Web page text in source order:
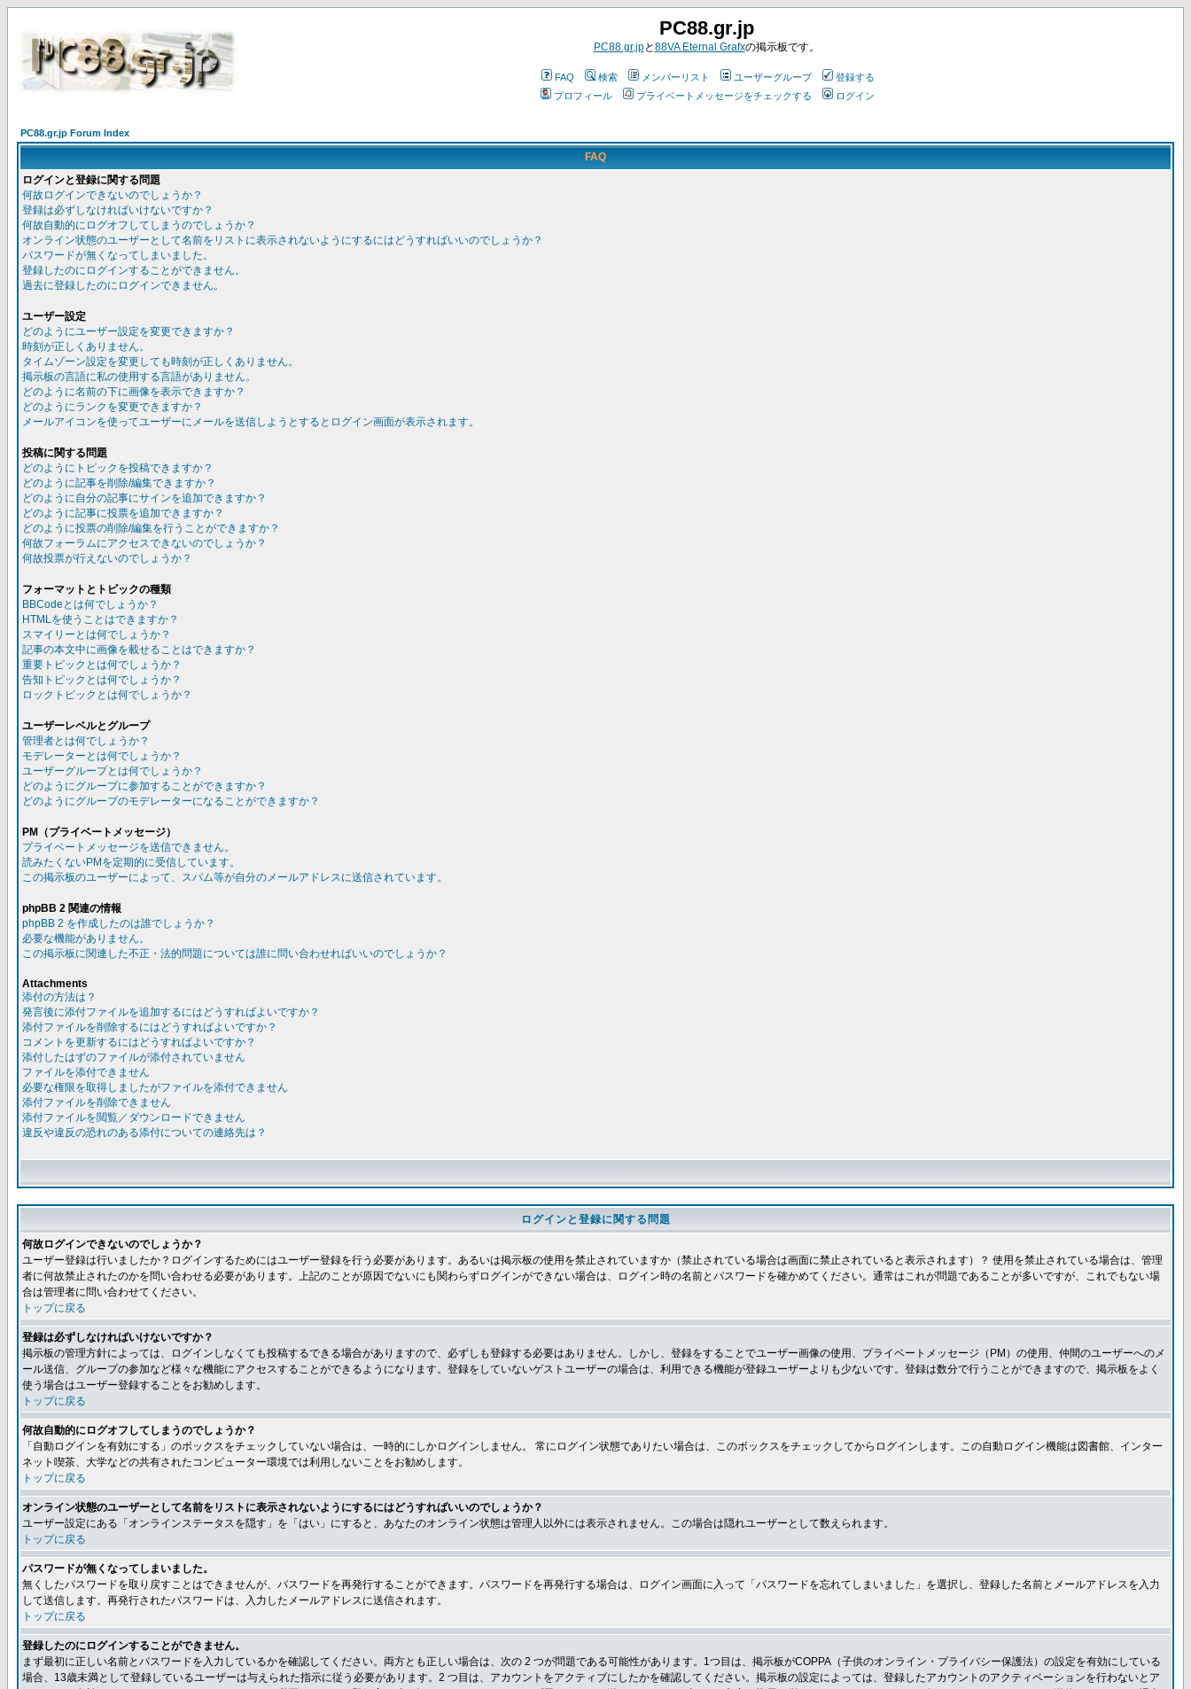
PC88.gr.jp
PC88.gr.jpと88VA Eternal Grafxの掲示板です。
FAQ 検索 メンバーリスト ユーザーグループ
登録する
プロフィール
プライベートメッセージをチェックする ログイン
PC88.gr.jp Forum Index
FAQ
ログインと登録に関する問題
何故ログインできないのでしょうか？
登録は必ずしなければいけないですか？
何故自動的にログオフしてしまうのでしょうか？
オンライン状態のユーザーとして名前をリストに表示されないようにするにはどうすればいいのでしょうか？
パスワードが無くなってしまいました。
登録したのにログインすることができません。
過去に登録したのにログインできません。
ユーザー設定
どのようにユーザー設定を変更できますか？
時刻が正しくありません。
タイムゾーン設定を変更しても時刻が正しくありません。
掲示板の言語に私の使用する言語がありません。
どのように名前の下に画像を表示できますか？
どのようにランクを変更できますか？
メールアイコンを使ってユーザーにメールを送信しようとするとログイン画面が表示されます。
投稿に関する問題
どのようにトピックを投稿できますか？
どのように記事を削除/編集できますか？
どのように自分の記事にサインを追加できますか？
どのように記事に投票を追加できますか？
どのように投票の削除/編集を行うことができますか？
何故フォーラムにアクセスできないのでしょうか？
何故投票が行えないのでしょうか？
フォーマットとトピックの種類
BBCodeとは何でしょうか？
HTMLを使うことはできますか？
スマイリーとは何でしょうか？
記事の本文中に画像を載せることはできますか？
重要トピックとは何でしょうか？
告知トピックとは何でしょうか？
ロックトピックとは何でしょうか？
ユーザーレベルとグループ
管理者とは何でしょうか？
モデレーターとは何でしょうか？
ユーザーグループとは何でしょうか？
どのようにグループに参加することができますか？
どのようにグループのモデレーターになることができますか？
PM（プライベートメッセージ）
プライベートメッセージを送信できません。
読みたくないPMを定期的に受信しています。
この掲示板のユーザーによって、スパム等が自分のメールアドレスに送信されています。
phpBB 2 関連の情報
phpBB 2 を作成したのは誰でしょうか？
必要な機能がありません。
この掲示板に関連した不正・法的問題については誰に問い合わせればいいのでしょうか？
Attachments
添付の方法は？
発言後に添付ファイルを追加するにはどうすればよいですか？
添付ファイルを削除するにはどうすればよいですか？
コメントを更新するにはどうすればよいですか？
添付したはずのファイルが添付されていません
ファイルを添付できません
必要な権限を取得しましたがファイルを添付できません
添付ファイルを削除できません
添付ファイルを閲覧／ダウンロードできません
違反や違反の恐れのある添付についての連絡先は？
ログインと登録に関する問題
何故ログインできないのでしょうか？
ユーザー登録は行いましたか？ログインするためにはユーザー登録を行う必要があります。あるいは掲示板の使用を禁止されていますか（禁止されている場合は画面に禁止されていると表示されます）？ 使用を禁止されている場合は、管理
者に何故禁止されたのかを問い合わせる必要があります。上記のことが原因でないにも関わらずログインができない場合は、ログイン時の名前とパスワードを確かめてください。通常はこれが問題であることが多いですが、これでもない場
合は管理者に問い合わせてください。
トップに戻る
登録は必ずしなければいけないですか？
掲示板の管理方針によっては、ログインしなくても投稿するできる場合がありますので、必ずしも登録する必要はありません。しかし、登録をすることでユーザー画像の使用、プライベートメッセージ（PM）の使用、仲間のユーザーへのメ
ール送信、グループの参加など様々な機能にアクセスすることができるようになります。登録をしていないゲストユーザーの場合は、利用できる機能が登録ユーザーよりも少ないです。登録は数分で行うことができますので、掲示板をよく
使う場合はユーザー登録することをお勧めします。
トップに戻る
何故自動的にログオフしてしまうのでしょうか？
「自動ログインを有効にする」のボックスをチェックしていない場合は、一時的にしかログインしません。 常にログイン状態でありたい場合は、このボックスをチェックしてからログインします。この自動ログイン機能は図書館、インター
ネット喫茶、大学などの共有されたコンピューター環境では利用しないことをお勧めします。
トップに戻る
オンライン状態のユーザーとして名前をリストに表示されないようにするにはどうすればいいのでしょうか？
ユーザー設定にある「オンラインステータスを隠す」を「はい」にすると、あなたのオンライン状態は管理人以外には表示されません。この場合は隠れユーザーとして数えられます。
トップに戻る
パスワードが無くなってしまいました。
無くしたパスワードを取り戻すことはできませんが、パスワードを再発行することができます。パスワードを再発行する場合は、ログイン画面に入って「パスワードを忘れてしまいました」を選択し、登録した名前とメールアドレスを入力
して送信します。再発行されたパスワードは、入力したメールアドレスに送信されます。
トップに戻る
登録したのにログインすることができません。
まず最初に正しい名前とパスワードを入力しているかを確認してください。両方とも正しい場合は、次の 2 つが問題である可能性があります。1つ目は、掲示板がCOPPA（子供のオンライン・プライバシー保護法）の設定を有効にしている
場合、13歳未満として登録しているユーザーは与えられた指示に従う必要があります。2 つ目は、アカウントをアクティブにしたかを確認してください。掲示板の設定によっては、登録したアカウントのアクティベーションを行わないとア